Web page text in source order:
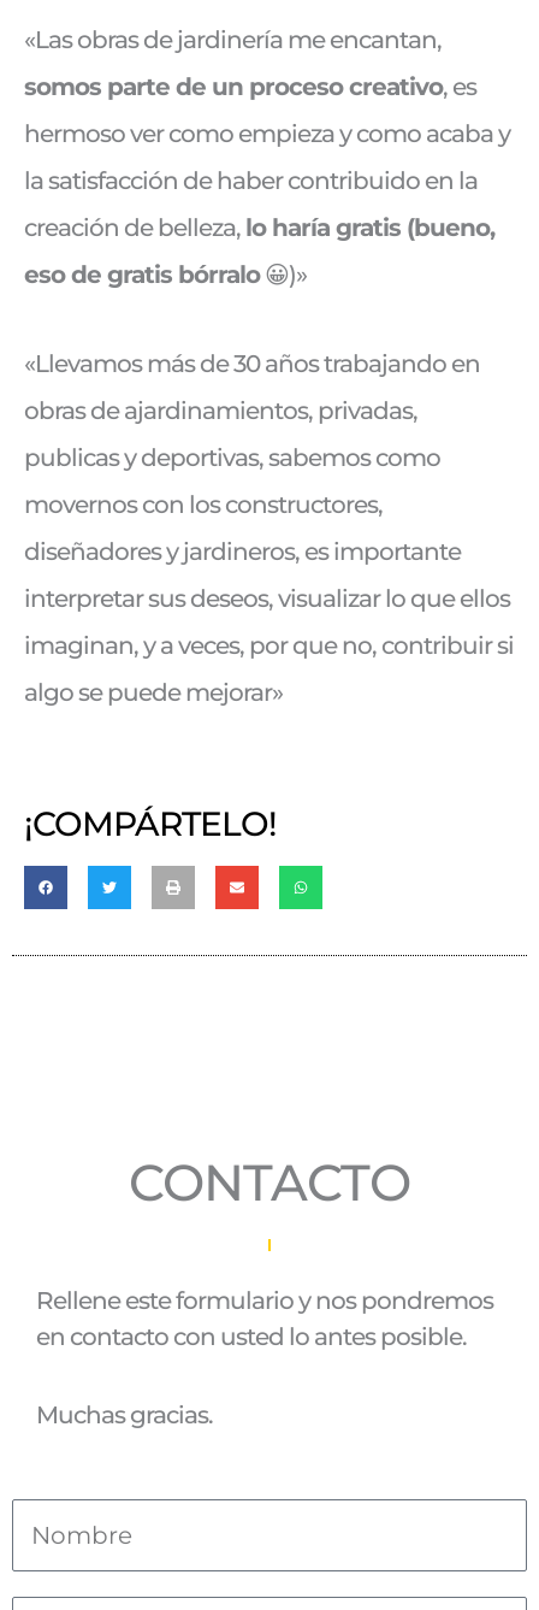
«Las obras de jardinería me encantan,
somos parte de un proceso creativo, es
hermoso ver como empieza y como acaba y
la satisfacción de haber contribuido en la
creación de belleza, lo haría gratis (bueno,
eso de gratis bórralo😀)»
«Llevamos más de 30 años trabajando en
obras de ajardinamientos, privadas,
publicas y deportivas, sabemos como
movernos con los constructores,
diseñadores y jardineros, es importante
interpretar sus deseos, visualizar lo que ellos
imaginan, y a veces, por que no, contribuir si
algo se puede mejorar»
¡COMPÁRTELO!
CONTACTO
Rellene este formulario y nos pondremos
en contacto con usted lo antes posible.
Muchas gracias.